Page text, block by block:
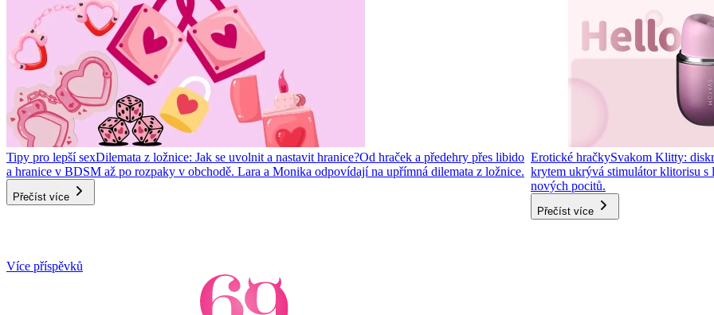
Tipy pro lepší sexDilemata z ložnice: Jak se uvolnit a nastavit hranice?Od hraček a předehry přes libido
a hranice v BDSM až po rozpaky v obchodě. Lara a Monika odpovídají na upřímná dilemata z ložnice.
Přečíst více
Erotické hračkySvakom Klitty:
krytem ukrývá stimulátor klitorisu s
nových pocitů.
Přečíst více
Item
Více příspěvků